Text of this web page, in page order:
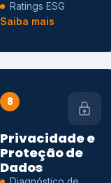
Ratings ESG
Saiba mais
8
Privacidade e
Proteção de
Dados